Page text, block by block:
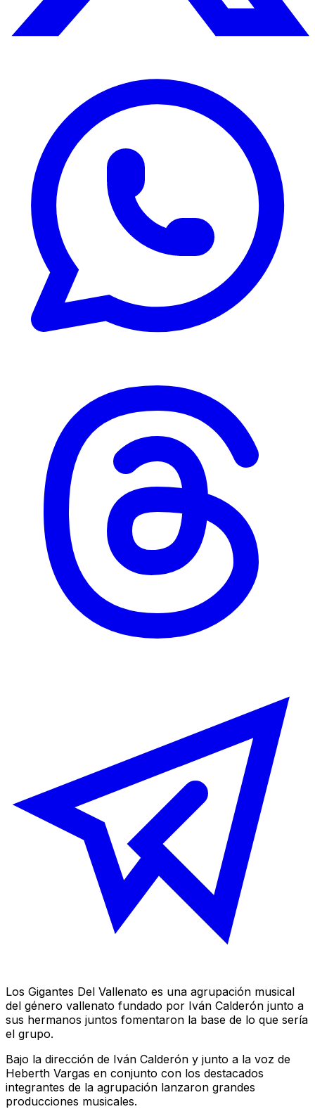
Los Gigantes Del Vallenato es una agrupación musical
del género vallenato fundado por Iván Calderón junto a
sus hermanos juntos fomentaron la base de lo que sería
el grupo.
Bajo la dirección de Iván Calderón y junto a la voz de
Heberth Vargas en conjunto con los destacados
integrantes de la agrupación lanzaron grandes
producciones musicales.